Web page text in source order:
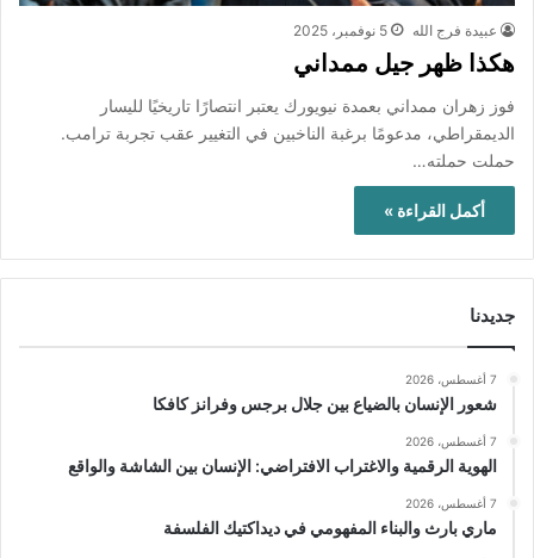
عبيدة فرج الله 5 نوفمبر، 2025
هكذا ظهر جيل ممداني
فوز زهران ممداني بعمدة نيويورك يعتبر انتصارًا تاريخيًا لليسار
الديمقراطي، مدعومًا برغبة الناخبين في التغيير عقب تجربة ترامب.
حملت حملته…
أكمل القراءة »
جديدنا
7 أغسطس، 2026
شعور الإنسان بالضياع بين جلال برجس وفرانز كافكا
7 أغسطس، 2026
الهوية الرقمية والاغتراب الافتراضي: الإنسان بين الشاشة والواقع
7 أغسطس، 2026
ماري بارث والبناء المفهومي في ديداكتيك الفلسفة